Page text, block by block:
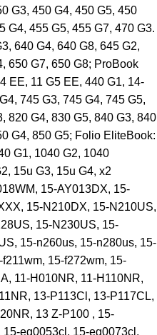
G3, 450 G4, 450 G5, 450
G4, 455 G5, 455 G7, 470 G3.
640 G4, 640 G8, 645 G2,
650 G7, 650 G8; ProBook
EE, 11 G5 EE, 440 G1, 14-
745 G3, 745 G4, 745 G5,
820 G4, 830 G5, 840 G3, 840
G4, 850 G5; Folio EliteBook:
G1, 1040 G2, 1040
15u G3, 15u G4, x2
15-AY013DX, 15-
15-N210DX, 15-N210US,
15-N230US, 15-
15-n260us, 15-n280us, 15-
15-f272wm, 15-
11-H010NR, 11-H110NR,
13-P113Cl, 13-P117CL,
13 Z-P100 , 15-
eg0053cl, 15-eg0073cl,